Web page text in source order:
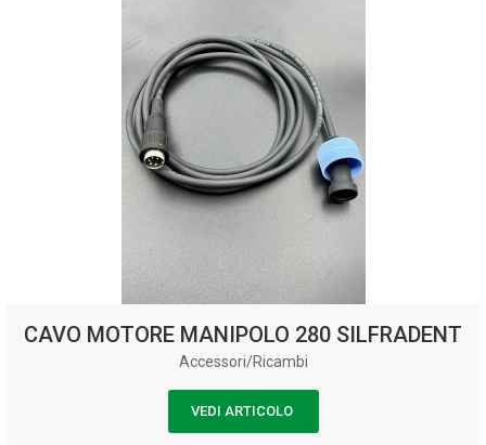
CAVO MOTORE MANIPOLO 280 SILFRADENT
Accessori/Ricambi
VEDI ARTICOLO